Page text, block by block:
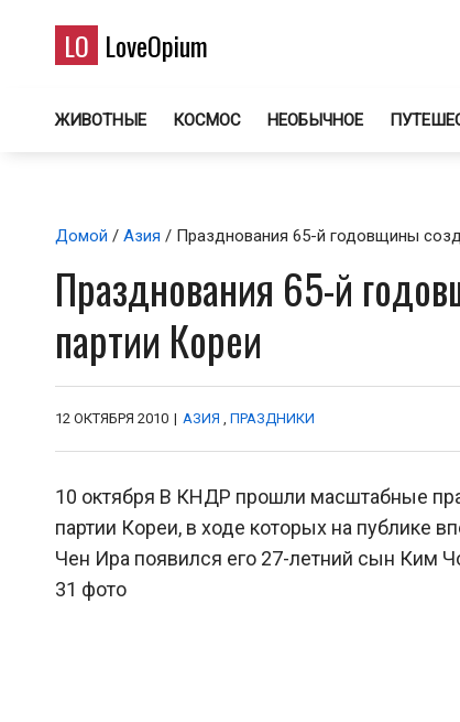
LO LoveOpium
ЖИВОТНЫЕ КОСМОС НЕОБЫЧНОЕ
Домой / Азия / Празднования 65-й годовщины
Празднования 65-й
партии Кореи
12 ОКТЯБРЯ 2010 | АЗИЯ , ПРАЗДНИКИ
10 октября В КНДР прошли масштабные
партии Кореи, в ходе которых на публике
Чен Ира появился его 27-летний сын Ким
31 фото